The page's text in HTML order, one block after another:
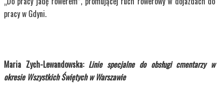
pracy w Gdyni.
Maria Zych-Lewandowska: Linie specjalne do obsługi cmentarzy w
okresie Wszystkich Świętych w Warszawie